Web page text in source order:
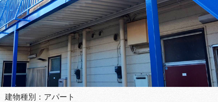
建物種別：アパート